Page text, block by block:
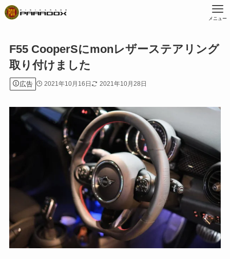
メニュー
F55 CooperSにmonレザーステアリング
取り付けました
広告 2021年10月16日 2021年10月28日